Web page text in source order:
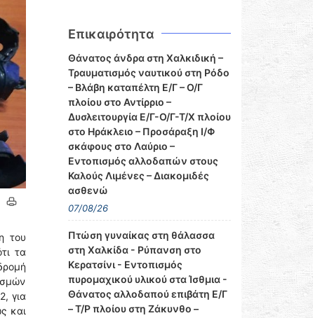
του
τα
για
και
Επικαιρότητα
Θάνατος άνδρα στη Χαλκιδική –
Τραυματισμός ναυτικού στη Ρόδο
– Βλάβη καταπέλτη Ε/Γ – Ο/Γ
πλοίου στο Αντίρριο –
Δυσλειτουργία Ε/Γ-Ο/Γ-Τ/Χ πλοίου
στο Ηράκλειο – Προσάραξη Ι/Φ
σκάφους στο Λαύριο –
Εντοπισμός αλλοδαπών στους
Καλούς Λιμένες – Διακομιδές
ασθενώ
07/08/26
Πτώση γυναίκας στη θάλασσα
στη Χαλκίδα - Ρύπανση στο
Κερατσίνι - Εντοπισμός
πυρομαχικού υλικού στα Ίσθμια -
Θάνατος αλλοδαπού επιβάτη Ε/Γ
– Τ/Ρ πλοίου στη Ζάκυνθο –